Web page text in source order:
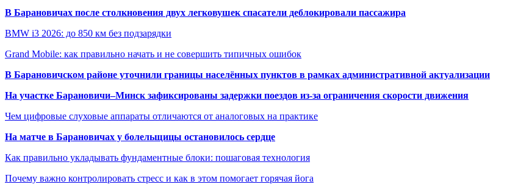
В Барановичах после столкновения двух легковушек спасатели деблокировали пассажира
BMW i3 2026: до 850 км без подзарядки
Grand Mobile: как правильно начать и не совершить типичных ошибок
В Барановичском районе уточнили границы населённых пунктов в рамках административной актуализации
На участке Барановичи–Минск зафиксированы задержки поездов из-за ограничения скорости движения
Чем цифровые слуховые аппараты отличаются от аналоговых на практике
На матче в Барановичах у болельщицы остановилось сердце
Как правильно укладывать фундаментные блоки: пошаговая технология
Почему важно контролировать стресс и как в этом помогает горячая йога